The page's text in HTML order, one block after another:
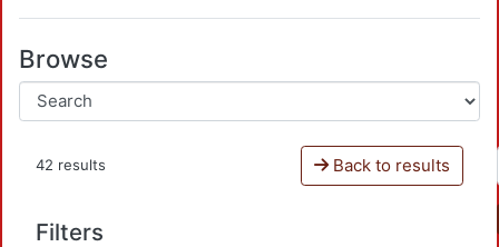
Browse
42 results Back to results
Filters